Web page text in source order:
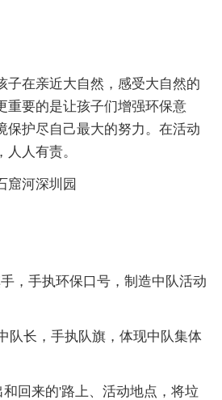
在亲近大自然，感受大自然的
重要的是让孩子们增强环保意
保护尽自己最大的努力。在活动
人有责。
河深圳园
手执环保口号，制造中队活动
长，手执队旗，体现中队集体
回来的'路上、活动地点，将垃